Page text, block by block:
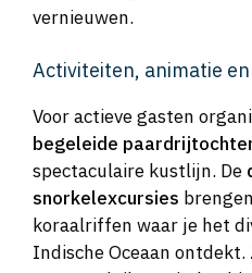
vernieuwen.
Activiteiten, animatie
Voor actieve gasten
begeleide
spectaculaire kustlijn. De
snorkelexcursies
koraalriffen waar je het
Indische Oceaan